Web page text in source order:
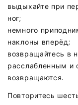
выдыхайте при
ног;
немного
наклоны вперёд;
возвращайтесь в
расслабленным и
возвращаются.
Повторитесь